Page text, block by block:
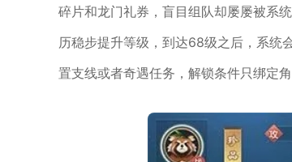
碎片和龙门礼券，盲目组队却屡屡被系
历稳步提升等级，到达68级之后，系统
置支线或者奇遇任务，解锁条件只绑定